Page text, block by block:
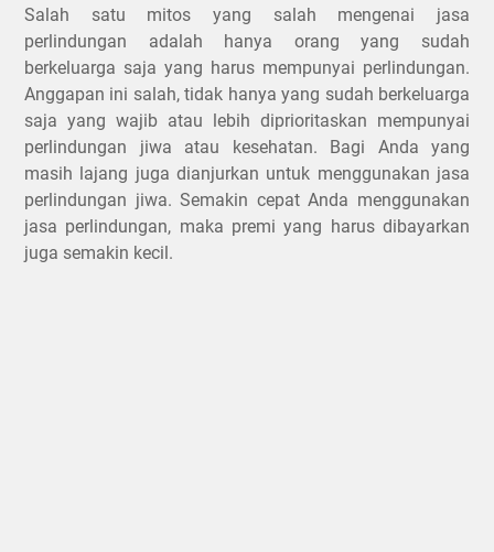
Salah satu mitos yang salah mengenai jasa
perlindungan adalah hanya orang yang sudah
berkeluarga saja yang harus mempunyai perlindungan.
Anggapan ini salah, tidak hanya yang sudah berkeluarga
saja yang wajib atau lebih diprioritaskan mempunyai
perlindungan jiwa atau kesehatan. Bagi Anda yang
masih lajang juga dianjurkan untuk menggunakan jasa
perlindungan jiwa. Semakin cepat Anda menggunakan
jasa perlindungan, maka premi yang harus dibayarkan
juga semakin kecil.